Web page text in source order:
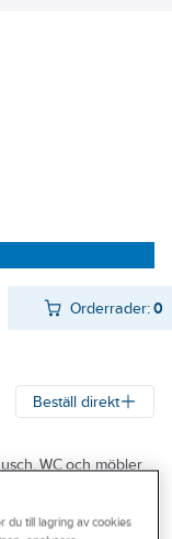
Orderrader:0
Beställ direkt
WC och möbler
du till lagring av cookies